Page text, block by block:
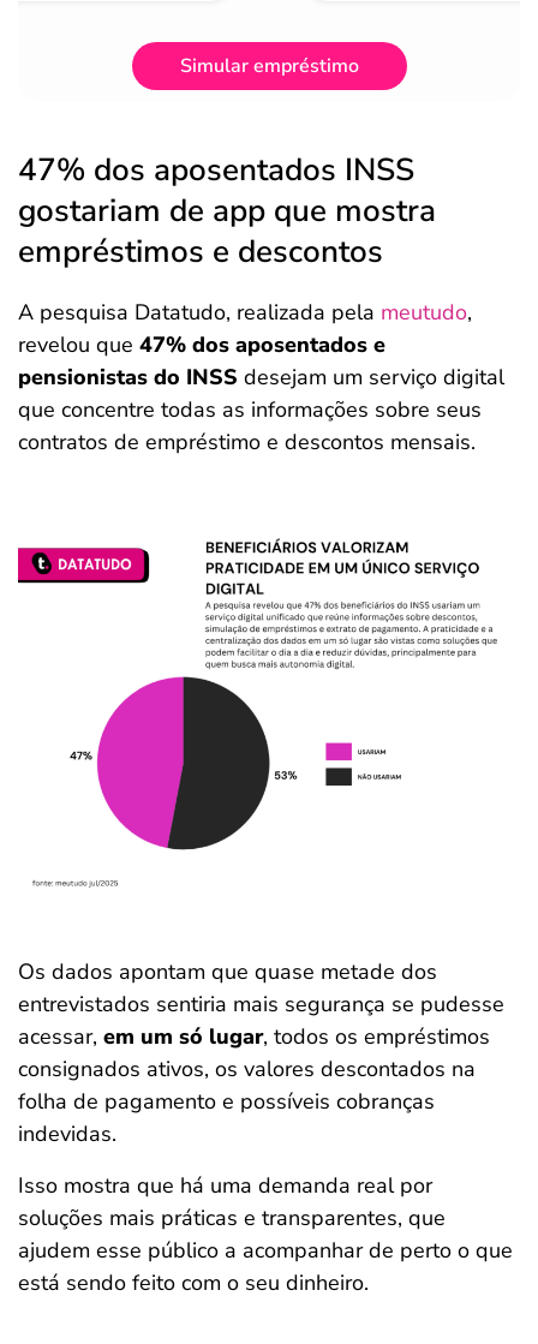
Simular empréstimo
47% dos aposentados INSS
gostariam de app que mostra
empréstimos e descontos
A pesquisa Datatudo, realizada pela meutudo,
revelou que 47% dos aposentados e
pensionistas do INSS desejam um serviço digital
que concentre todas as informações sobre seus
contratos de empréstimo e descontos mensais.
Os dados apontam que quase metade dos
entrevistados sentiria mais segurança se pudesse
acessar, em um só lugar, todos os empréstimos
consignados ativos, os valores descontados na
folha de pagamento e possíveis cobranças
indevidas.
Isso mostra que há uma demanda real por
soluções mais práticas e transparentes, que
ajudem esse público a acompanhar de perto o que
está sendo feito com o seu dinheiro.